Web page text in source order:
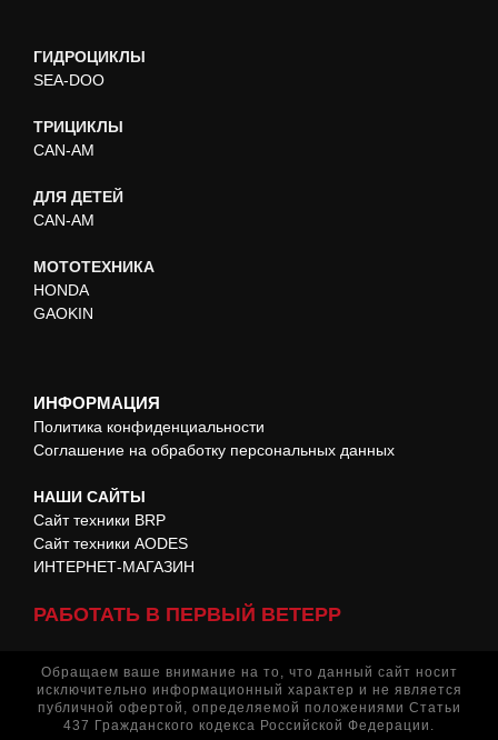
ГИДРОЦИКЛЫ
SEA-DOO
ТРИЦИКЛЫ
CAN-AM
ДЛЯ ДЕТЕЙ
CAN-AM
МОТОТЕХНИКА
HONDA
GAOKIN
ИНФОРМАЦИЯ
Политика конфиденциальности
Соглашение на обработку персональных данных
НАШИ САЙТЫ
Сайт техники BRP
Сайт техники AODES
ИНТЕРНЕТ-МАГАЗИН
РАБОТАТЬ В ПЕРВЫЙ ВЕТЕРР
Обращаем ваше внимание на то, что данный сайт носит
исключительно информационный характер и не является
публичной офертой, определяемой положениями Статьи
437 Гражданского кодекса Российской Федерации.